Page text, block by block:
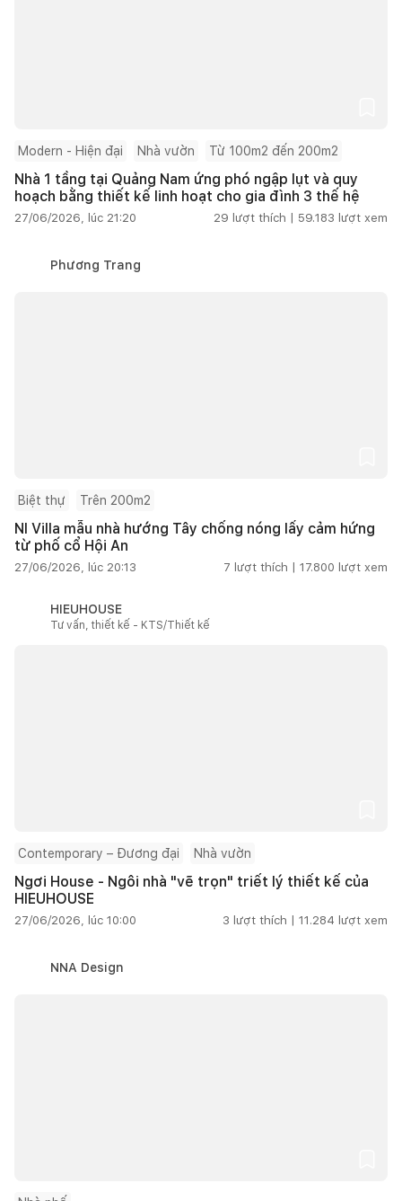
Modern - Hiện đại Nhà vườn Từ 100m2 đến 200m2
Nhà 1 tầng tại Quảng Nam ứng phó ngập lụt và quy
hoạch bằng thiết kế linh hoạt cho gia đình 3 thế hệ
27/06/2026, lúc 21:20 29 lượt thích | 59.183 lượt xem
Phương Trang
Biệt thự Trên 200m2
NI Villa mẫu nhà hướng Tây chống nóng lấy cảm hứng
từ phố cổ Hội An
27/06/2026, lúc 20:13 7 lượt thích | 17.800 lượt xem
HIEUHOUSE
Tư vấn, thiết kế - KTS/Thiết kế
Contemporary – Đương đại Nhà vườn
Ngơi House - Ngôi nhà "vẽ trọn" triết lý thiết kế của
HIEUHOUSE
27/06/2026, lúc 10:00 3 lượt thích | 11.284 lượt xem
NNA Design